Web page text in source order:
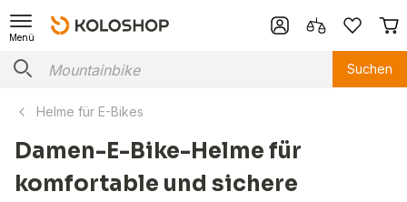
Menü
Suchen
Helme für E-Bikes
Damen-E-Bike-Helme für
komfortable und sichere